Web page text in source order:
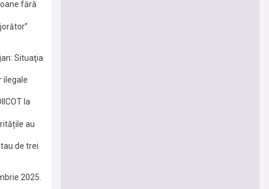
fără
Situaţia
ilegale
la
au
de trei
2025.